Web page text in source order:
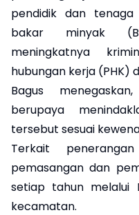
pendidik dan
bakar minyak
meningkatnya
hubungan kerja (PHK)
Bagus
berupaya
tersebut sesuai
Terkait
pemasangan dan
setiap tahun melalui
kecamatan.